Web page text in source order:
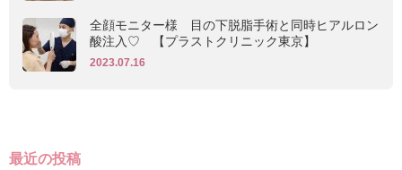
全顔モニター様 目の下脱脂手術と同時ヒアルロン
酸注入♡ 【プラストクリニック東京】
2023.07.16
最近の投稿